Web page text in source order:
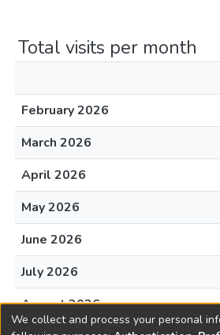
Total visits per month
February 2026
March 2026
April 2026
May 2026
June 2026
July 2026
August 2026
We collect and process your personal